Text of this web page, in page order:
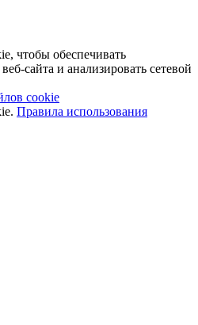
чтобы обеспечивать
сайта и анализировать сетевой
cookie
Правила использования